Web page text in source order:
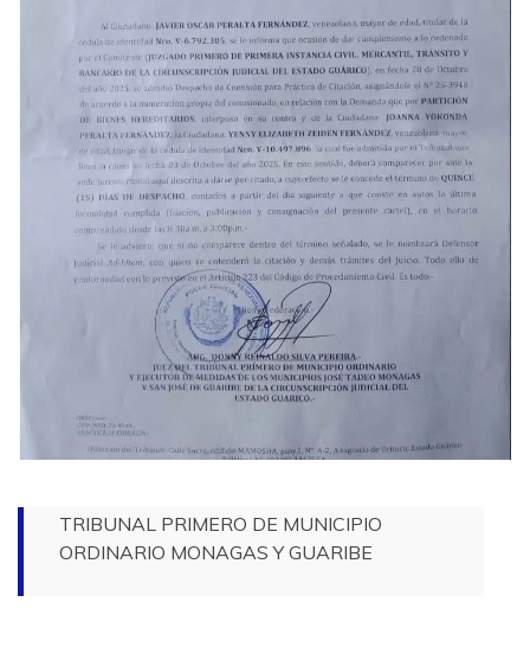
TRIBUNAL PRIMERO DE MUNICIPIO
ORDINARIO MONAGAS Y GUARIBE